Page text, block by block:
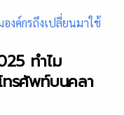
ทำไม
ทรศัพท์บนคลา